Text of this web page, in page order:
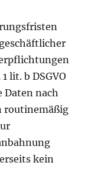
lit. b DSGVO
Daten nach
routinemäßig
kein